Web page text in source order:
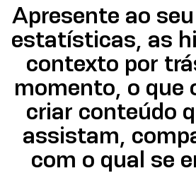
Apresente ao
estatísticas, as
contexto por
momento, o que
criar conteúdo
assistam,
com o qual se